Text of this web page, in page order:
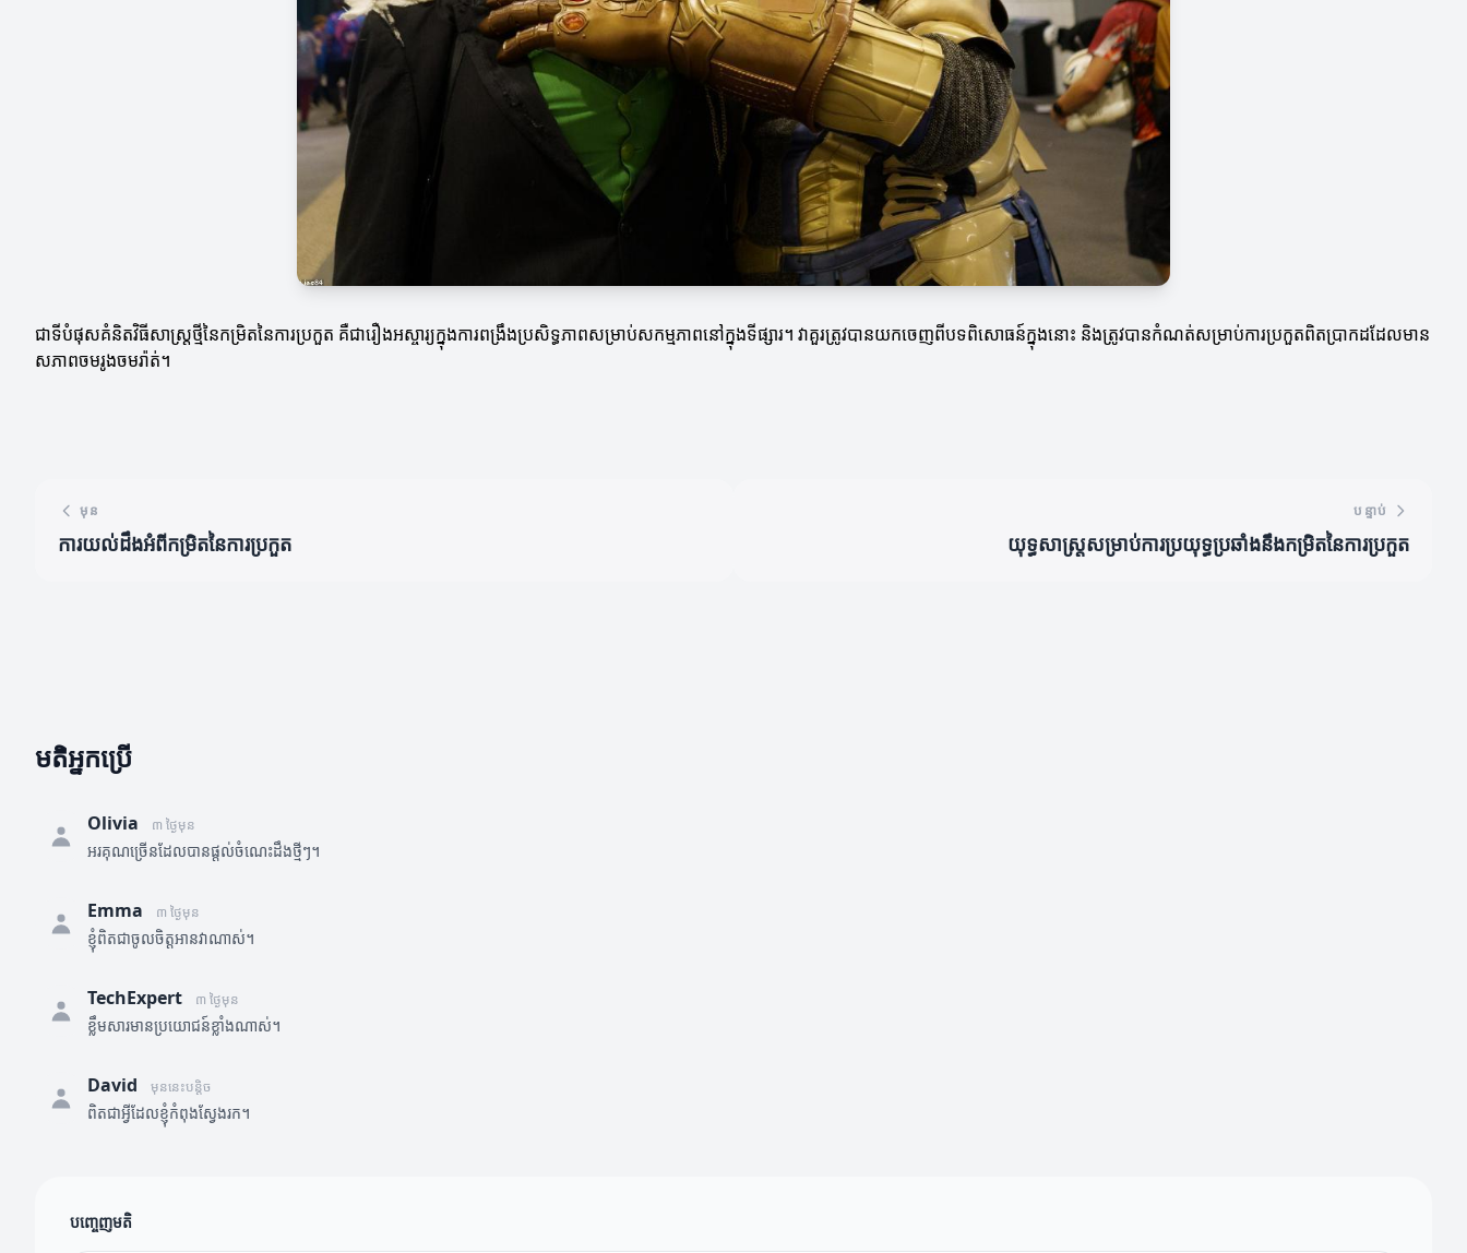
ជាទីបំផុសគំនិតវិធីសាស្ត្រថ្មីនៃកម្រិតនៃការប្រកួត គឺជារឿងអស្ចារ្យក្នុងការពង្រឹងប្រសិទ្ធភាពសម្រាប់សកម្មភាពនៅក្នុងទីផ្សារ។ វាគួរត្រូវបានយកចេញពីបទពិសោធន៍ក្នុងនោះ និងត្រូវបានកំណត់សម្រាប់ការប្រកួតពិតប្រាកដដែលមាន
សភាពចមរូងចមរ៉ាត់។
មុន
ការយល់ដឹងអំពីកម្រិតនៃការប្រកួត
បន្ទាប់
យុទ្ធសាស្ត្រសម្រាប់ការប្រយុទ្ធប្រឆាំងនឹងកម្រិតនៃការប្រកួត
មតិអ្នកប្រើ
Olivia ៣ ថ្ងៃមុន
អរគុណច្រើនដែលបានផ្តល់ចំណេះដឹងថ្មីៗ។
Emma ៣ ថ្ងៃមុន
ខ្ញុំពិតជាចូលចិត្តអានវាណាស់។
TechExpert ៣ ថ្ងៃមុន
ខ្លឹមសារមានប្រយោជន៍ខ្លាំងណាស់។
David មុននេះបន្តិច
ពិតជាអ្វីដែលខ្ញុំកំពុងស្វែងរក។
បញ្ចេញមតិ